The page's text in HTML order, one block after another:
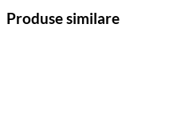
Produse similare